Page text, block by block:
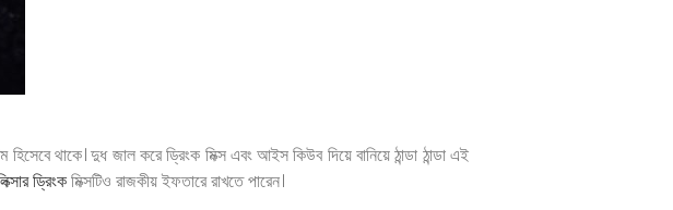
থাকে। দুধ জাল করে ড্রিংক মিক্স এবং আইস কিউব দিয়ে বানিয়ে ঠান্ডা ঠান্ডা এই
ড্রিংকমিক্সটিও রাজকীয় ইফতারে রাখতে পারেন।